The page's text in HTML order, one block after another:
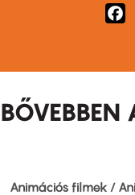
BŐVEBBEN
Animációs